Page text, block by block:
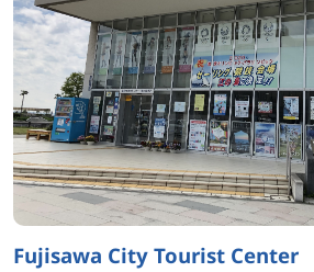
Fujisawa City Tourist Center